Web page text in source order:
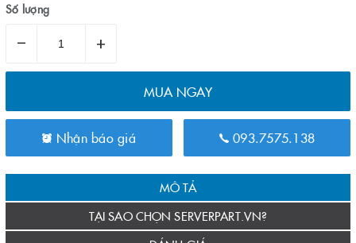
Số lượng
– +
MUA NGAY
Nhận báo giá 093.7575.138
MÔ TẢ
TẠI SAO CHỌN SERVERPART.VN?